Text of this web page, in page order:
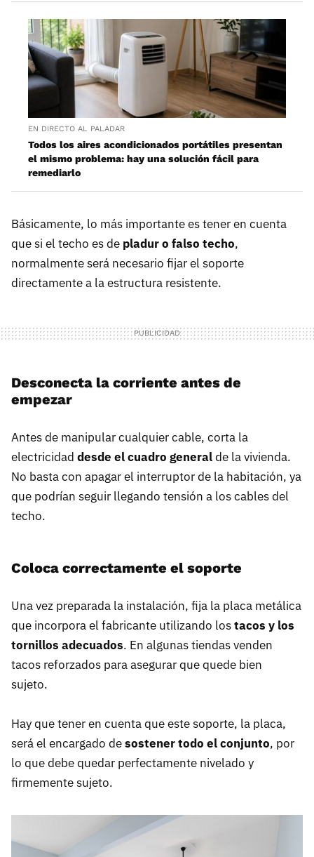
EN DIRECTO AL PALADAR
Todos los aires acondicionados portátiles presentan
el mismo problema: hay una solución fácil para
remediarlo
Básicamente, lo más importante es tener en cuenta
que si el techo es de pladur o falso techo,
normalmente será necesario fijar el soporte
directamente a la estructura resistente.
Desconecta la corriente antes de
empezar
Antes de manipular cualquier cable, corta la
electricidad desde el cuadro generalde la vivienda.
No basta con apagar el interruptor de la habitación, ya
que podrían seguir llegando tensión a los cables del
techo.
Coloca correctamente el soporte
Una vez preparada la instalación, fija la placa metálica
que incorpora el fabricante utilizando lostacos y los
tornillos adecuados. En algunas tiendas venden
tacos reforzados para asegurar que quede bien
sujeto.
Hay que tener en cuenta que este soporte, la placa,
será el encargado desostener todo el conjunto, por
lo que debe quedar perfectamente nivelado y
firmemente sujeto.